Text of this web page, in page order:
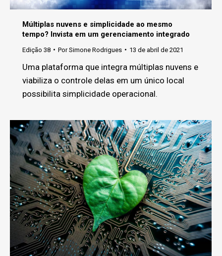
Múltiplas nuvens e simplicidade ao mesmo
tempo? Invista em um gerenciamento integrado
Edição 38 PorSimone Rodrigues 13 de abril de 2021
Uma plataforma que integra múltiplas nuvens e
viabiliza o controle delas em um único local
possibilita simplicidade operacional.